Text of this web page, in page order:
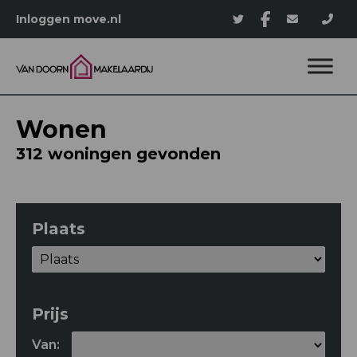
Inloggen move.nl
Wonen
312 woningen gevonden
Plaats
Prijs
Van: